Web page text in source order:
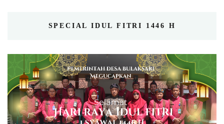
SPECIAL IDUL FITRI 1446 H